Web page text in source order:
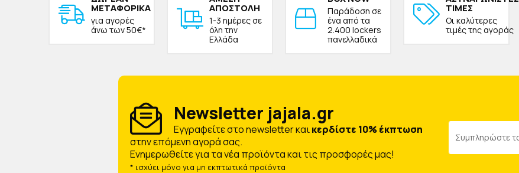
ΜΕΤΑΦΟΡΙΚΑ
για αγορές
άνω των 50€*
ΑΠΟΣΤΟΛΗ
1-3 ημέρες σε
όλη την
Ελλάδα
Παράδοση σε
ένα από τα
2.400 lockers
πανελλαδικά
ΤΙΜΕΣ
Οι καλύτερες
τιμές της αγοράς
Newsletter jajala.gr
Eγγραφείτε στο newsletter καικερδίστε 10% έκπτωση
στην επόμενη αγορά σας.
Ενημερωθείτε για τα νέα προϊόντα και τις προσφορές μας!
* ισχύει μόνο για μη εκπτωτικά προϊόντα